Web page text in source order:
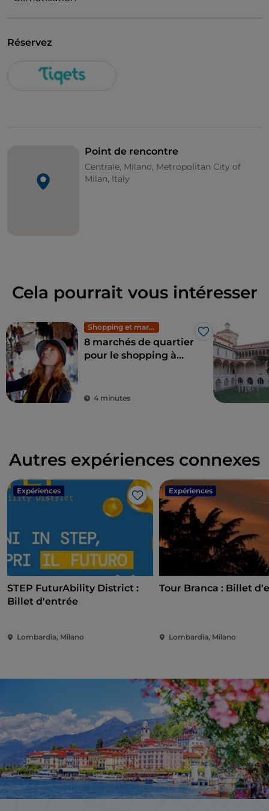
Réservez
Point de rencontre
Centrale, Milano, Metropolitan City of
Milan, Italy
Cela pourrait vous intéresser
Shopping et marchés
J’aime
8 marchés de quartier
pour le shopping à
4 minutes
Autres expériences connexes
Expériences
J’aime
STEP FuturAbility District :
Billet d'entrée
Lombardia, Milano
Expériences
Tour Branca : Billet
Lombardia, Milano